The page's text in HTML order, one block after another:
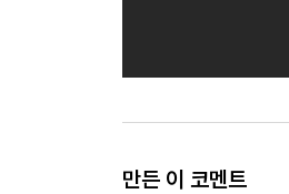
만든 이 코멘트